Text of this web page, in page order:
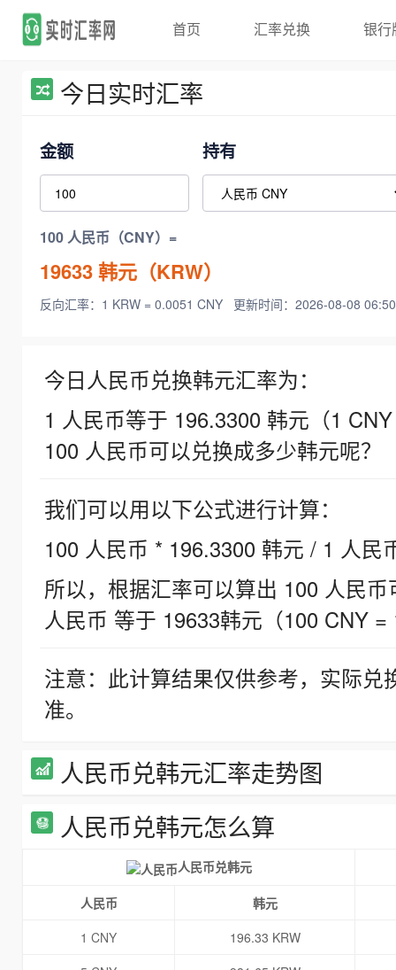
首页 汇率兑换 银行
今日实时汇率
金额 持有
100 人民币（CNY）=
19633韩元（KRW）
反向汇率：1 KRW = 0.0051 CNY 更新时间：2026-08-08
今日人民币兑换韩元汇率为：
1 人民币等于 196.3300 韩元（1
100 人民币可以兑换成多少韩元呢？
我们可以用以下公式进行计算：
100 人民币 * 196.3300 韩元 / 1 人民
所以，根据汇率可以算出 100 人民
人民币 等于 19633韩元（100 CNY =
注意：此计算结果仅供参考，实际
准。
人民币兑韩元汇率走势图
人民币兑韩元怎么算
人民币兑韩元
人民币
韩元
1 CNY
196.33 KRW